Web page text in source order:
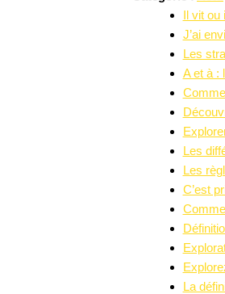
Il vit ou
J’ai
Les
A et à :
Les
Les
C’est
La